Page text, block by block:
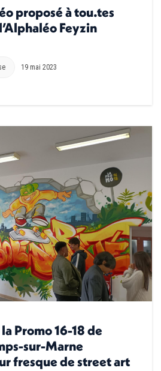
proposé à tou.tes
Feyzin
19 mai 2023
Promo 16-18 de
sur-Marne
fresque de street art